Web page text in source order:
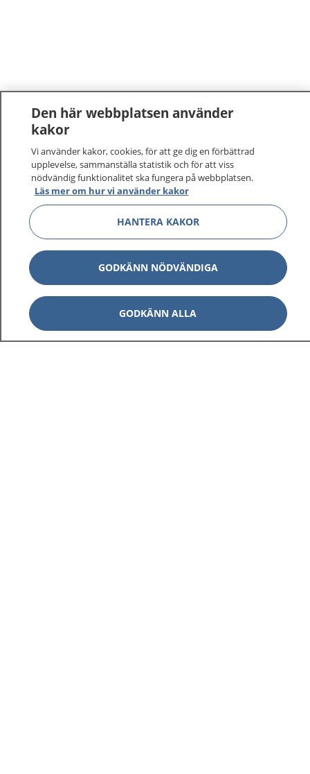
Den här webbplatsen använder
kakor
Vi använder kakor, cookies, för att ge dig en förbättrad
upplevelse, sammanställa statistik och för att viss
nödvändig funktionalitet ska fungera på webbplatsen.
Läs mer om hur vi använder kakor
HANTERA KAKOR
GODKÄNN NÖDVÄNDIGA
GODKÄNN ALLA